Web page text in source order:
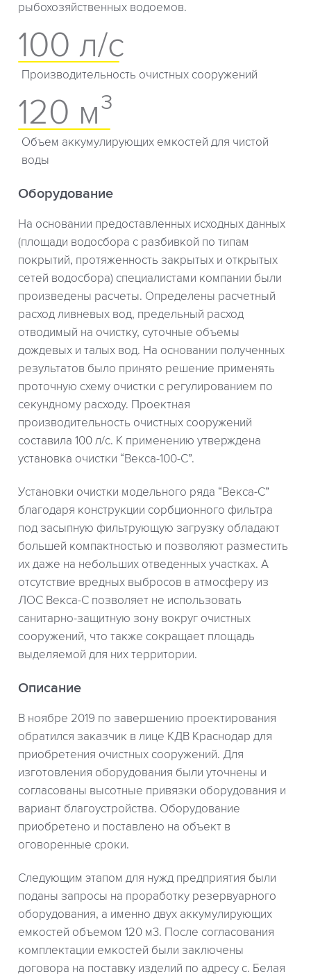
рыбохозяйственных водоемов.
100 л/с
Производительность очистных сооружений
120 м³
Объем аккумулирующих емкостей для чистой
воды
Оборудование
На основании предоставленных исходных данных
(площади водосбора с разбивкой по типам
покрытий, протяженность закрытых и открытых
сетей водосбора) специалистами компании были
произведены расчеты. Определены расчетный
расход ливневых вод, предельный расход
отводимый на очистку, суточные объемы
дождевых и талых вод. На основании полученных
результатов было принято решение применять
проточную схему очистки с регулированием по
секундному расходу. Проектная
производительность очистных сооружений
составила 100 л/с. К применению утверждена
установка очистки “Векса-100-С”.
Установки очистки модельного ряда “Векса-С”
благодаря конструкции сорбционного фильтра
под засыпную фильтрующую загрузку обладают
большей компактностью и позволяют разместить
их даже на небольших отведенных участках. А
отсутствие вредных выбросов в атмосферу из
ЛОС Векса-С позволяет не использовать
санитарно-защитную зону вокруг очистных
сооружений, что также сокращает площадь
выделяемой для них территории.
Описание
В ноябре 2019 по завершению проектирования
обратился заказчик в лице КДВ Краснодар для
приобретения очистных сооружений. Для
изготовления оборудования были уточнены и
согласованы высотные привязки оборудования и
вариант благоустройства. Оборудование
приобретено и поставлено на объект в
оговоренные сроки.
Следующим этапом для нужд предприятия были
поданы запросы на проработку резервуарного
оборудования, а именно двух аккумулирующих
емкостей объемом 120 м3. После согласования
комплектации емкостей были заключены
договора на поставку изделий по адресу с. Белая